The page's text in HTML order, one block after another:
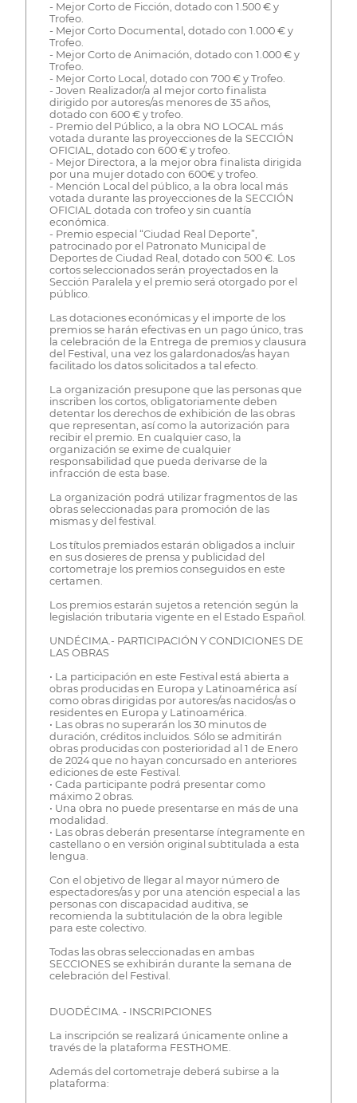
- Mejor Corto de Ficción, dotado con 1.500 € y
Trofeo.
- Mejor Corto Documental, dotado con 1.000 € y
Trofeo.
- Mejor Corto de Animación, dotado con 1.000 € y
Trofeo.
- Mejor Corto Local, dotado con 700 € y Trofeo.
- Joven Realizador/a al mejor corto finalista
dirigido por autores/as menores de 35 años,
dotado con 600 € y trofeo.
- Premio del Público, a la obra NO LOCAL más
votada durante las proyecciones de la SECCIÓN
OFICIAL, dotado con 600 € y trofeo.
- Mejor Directora, a la mejor obra finalista dirigida
por una mujer dotado con 600€ y trofeo.
- Mención Local del público, a la obra local más
votada durante las proyecciones de la SECCIÓN
OFICIAL dotada con trofeo y sin cuantía
económica.
- Premio especial “Ciudad Real Deporte”,
patrocinado por el Patronato Municipal de
Deportes de Ciudad Real, dotado con 500 €. Los
cortos seleccionados serán proyectados en la
Sección Paralela y el premio será otorgado por el
público.
Las dotaciones económicas y el importe de los
premios se harán efectivas en un pago único, tras
la celebración de la Entrega de premios y clausura
del Festival, una vez los galardonados/as hayan
facilitado los datos solicitados a tal efecto.
La organización presupone que las personas que
inscriben los cortos, obligatoriamente deben
detentar los derechos de exhibición de las obras
que representan, así como la autorización para
recibir el premio. En cualquier caso, la
organización se exime de cualquier
responsabilidad que pueda derivarse de la
infracción de esta base.
La organización podrá utilizar fragmentos de las
obras seleccionadas para promoción de las
mismas y del festival.
Los títulos premiados estarán obligados a incluir
en sus dosieres de prensa y publicidad del
cortometraje los premios conseguidos en este
certamen.
Los premios estarán sujetos a retención según la
legislación tributaria vigente en el Estado Español.
UNDÉCIMA.- PARTICIPACIÓN Y CONDICIONES DE
LAS OBRAS
• La participación en este Festival está abierta a
obras producidas en Europa y Latinoamérica así
como obras dirigidas por autores/as nacidos/as o
residentes en Europa y Latinoamérica.
• Las obras no superarán los 30 minutos de
duración, créditos incluidos. Sólo se admitirán
obras producidas con posterioridad al 1 de Enero
de 2024 que no hayan concursado en anteriores
ediciones de este Festival.
• Cada participante podrá presentar como
máximo 2 obras.
• Una obra no puede presentarse en más de una
modalidad.
• Las obras deberán presentarse íntegramente en
castellano o en versión original subtitulada a esta
lengua.
Con el objetivo de llegar al mayor número de
espectadores/as y por una atención especial a las
personas con discapacidad auditiva, se
recomienda la subtitulación de la obra legible
para este colectivo.
Todas las obras seleccionadas en ambas
SECCIONES se exhibirán durante la semana de
celebración del Festival.
DUODÉCIMA. - INSCRIPCIONES
La inscripción se realizará únicamente online a
través de la plataforma FESTHOME.
Además del cortometraje deberá subirse a la
plataforma: